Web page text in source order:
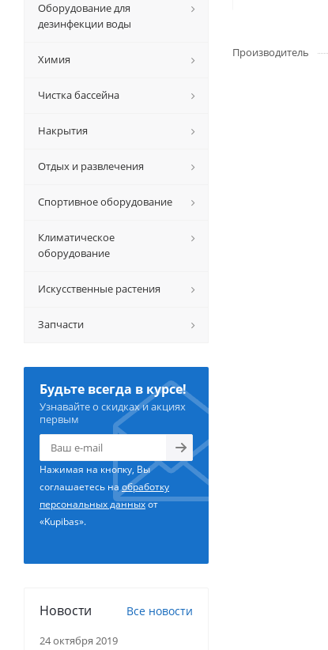
Производитель
Оборудование для
дезинфекции воды
Химия
Чистка бассейна
Накрытия
Отдых и развлечения
Спортивное оборудование
Климатическое
оборудование
Искусственные растения
Запчасти
Будьте всегда в курсе!
Узнавайте о скидках и акциях
первым
Нажимая на кнопку, Вы
соглашаетесь наобработку
персональных данныхот
«Kupibas».
Новости Все новости
24 октября 2019